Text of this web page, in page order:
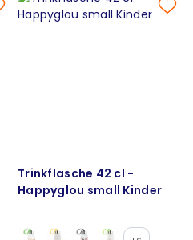
Trinkflasche 42 cl -
Happyglou small Kinder